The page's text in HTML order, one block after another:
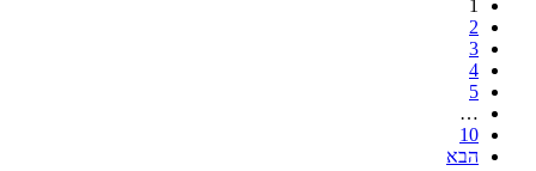
1
2
3
4
5
…
10
הבא